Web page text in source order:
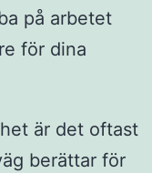
på arbetet
för dina
är det oftast
berättar för